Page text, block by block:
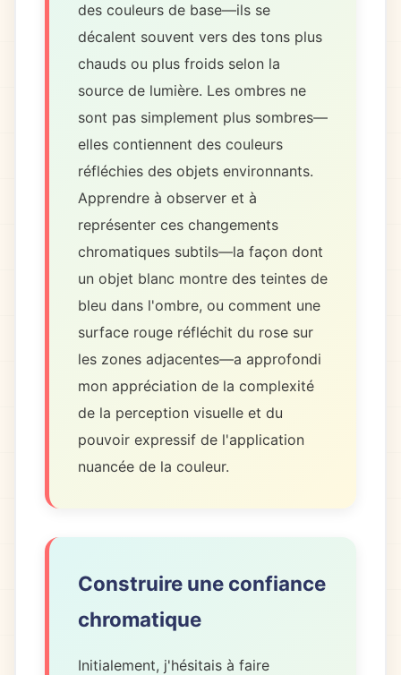
des couleurs de base—ils se
décalent souvent vers des tons plus
chauds ou plus froids selon la
source de lumière. Les ombres ne
sont pas simplement plus sombres—
elles contiennent des couleurs
réfléchies des objets environnants.
Apprendre à observer et à
représenter ces changements
chromatiques subtils—la façon dont
un objet blanc montre des teintes de
bleu dans l'ombre, ou comment une
surface rouge réfléchit du rose sur
les zones adjacentes—a approfondi
mon appréciation de la complexité
de la perception visuelle et du
pouvoir expressif de l'application
nuancée de la couleur.
Construire une confiance
chromatique
Initialement, j'hésitais à faire